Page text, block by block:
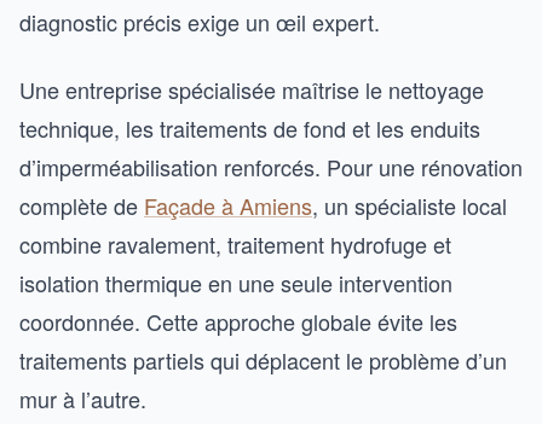
diagnostic précis exige un œil expert.
Une entreprise spécialisée maîtrise le nettoyage
technique, les traitements de fond et les enduits
d’imperméabilisation renforcés. Pour une rénovation
complète de Façade à Amiens, un spécialiste local
combine ravalement, traitement hydrofuge et
isolation thermique en une seule intervention
coordonnée. Cette approche globale évite les
traitements partiels qui déplacent le problème d’un
mur à l’autre.